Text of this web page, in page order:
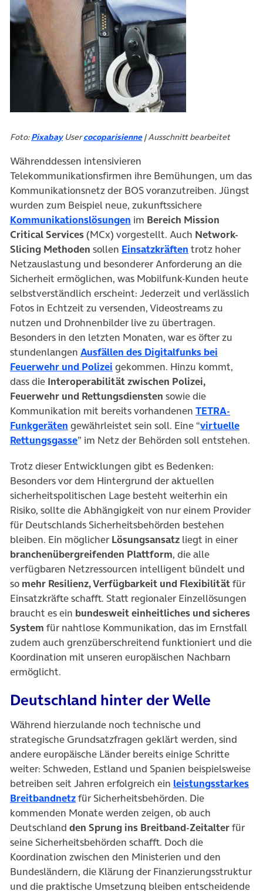
Foto:Pixabay(öffnet in neuem Tab)
Usercocoparisienne| Ausschnitt bearbeitet
Währenddessen intensivieren
Telekommunikationsfirmen ihre Bemühungen, um das
Kommunikationsnetz der BOS voranzutreiben. Jüngst
wurden zum Beispiel neue, zukunftssichere
Kommunikationslösungen (öffnet in neuem Tab)
im Bereich Mission
Critical Services(MCx) vorgestellt. Auch Network-
Slicing Methoden sollen Einsatzkräften (öffnet in
trotz hoher
Netzauslastung und besonderer Anforderung an die
Sicherheit ermöglichen, was Mobilfunk-Kunden heute
selbstverständlich erscheint: Jederzeit und verlässlich
Fotos in Echtzeit zu versenden, Videostreams zu
nutzen und Drohnenbilder live zu übertragen.
Besonders in den letzten Monaten, war es öfter zu
stundenlangen Ausfällen des Digitalfunks bei
Feuerwehr und Polizei (öffnet in neuem Tab)
gekommen. Hinzu kommt,
dass die Interoperabilität zwischen Polizei,
Feuerwehr und Rettungsdiensten sowie die
Kommunikation mit bereits vorhandenen TETRA-
Funkgeräten (öffnet in neuem Tab)
gewährleistet sein soll. Eine “virtuelle
Rettungsgasse(öffnet in neuem Tab)
” im Netz der Behörden soll entstehen.
Trotz dieser Entwicklungen gibt es Bedenken:
Besonders vor dem Hintergrund der aktuellen
sicherheitspolitischen Lage besteht weiterhin ein
Risiko, sollte die Abhängigkeit von nur einem Provider
für Deutschlands Sicherheitsbehörden bestehen
bleiben. Ein möglicher Lösungsansatz liegt in einer
branchenübergreifenden Plattform, die alle
verfügbaren Netzressourcen intelligent bündelt und
so mehr Resilienz, Verfügbarkeit und Flexibilitätfür
Einsatzkräfte schafft. Statt regionaler Einzellösungen
braucht es ein bundesweit einheitliches und sicheres
System für nahtlose Kommunikation, das im Ernstfall
zudem auch grenzüberschreitend funktioniert und die
Koordination mit unseren europäischen Nachbarn
ermöglicht.
Deutschland hinter der Welle
Während hierzulande noch technische und
strategische Grundsatzfragen geklärt werden, sind
andere europäische Länder bereits einige Schritte
weiter: Schweden, Estland und Spanien beispielsweise
betreiben seit Jahren erfolgreich ein leistungsstarkes
Breitbandnetz(öffnet in neuem Tab)
für Sicherheitsbehörden. Die
kommenden Monate werden zeigen, ob auch
Deutschland den Sprung ins Breitband-Zeitalterfür
seine Sicherheitsbehörden schafft. Doch die
Koordination zwischen den Ministerien und den
Bundesländern, die Klärung der Finanzierungsstruktur
und die praktische Umsetzung bleiben entscheidende